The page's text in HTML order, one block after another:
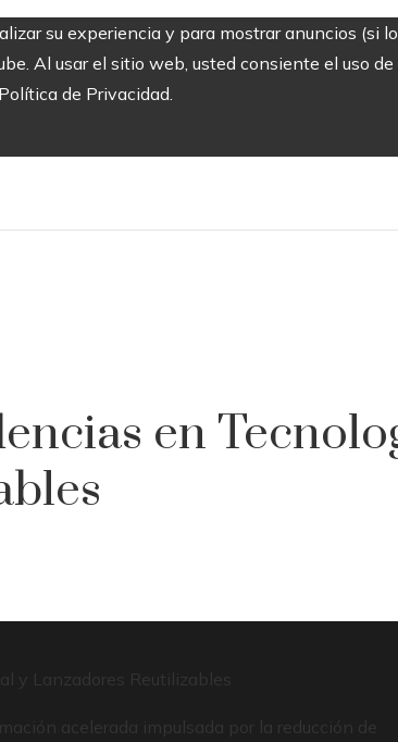
su experiencia y para mostrar anuncios (si
Al usar el sitio web, usted consiente el uso
de Privacidad.
en
y Lanzadores Reutilizables
acelerada impulsada por la reducción de